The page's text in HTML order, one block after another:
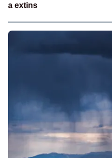
a extins